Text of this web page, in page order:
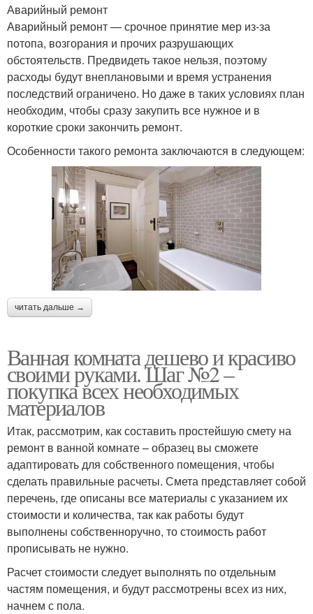
Аварийный ремонт
Аварийный ремонт — срочное принятие мер из-за
потопа, возгорания и прочих разрушающих
обстоятельств. Предвидеть такое нельзя, поэтому
расходы будут внеплановыми и время устранения
последствий ограничено. Но даже в таких условиях план
необходим, чтобы сразу закупить все нужное и в
короткие сроки закончить ремонт.
Особенности такого ремонта заключаются в следующем:
читать дальше →
Ванная комната дешево и красиво
своими руками. Шаг №2 –
покупка всех необходимых
материалов
Итак, рассмотрим, как составить простейшую смету на
ремонт в ванной комнате – образец вы сможете
адаптировать для собственного помещения, чтобы
сделать правильные расчеты. Смета представляет собой
перечень, где описаны все материалы с указанием их
стоимости и количества, так как работы будут
выполнены собственноручно, то стоимость работ
прописывать не нужно.
Расчет стоимости следует выполнять по отдельным
частям помещения, и будут рассмотрены всех из них,
начнем с пола.